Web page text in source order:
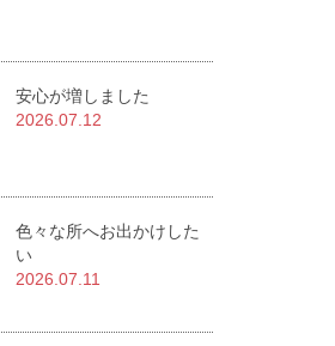
安心が増しました
2026.07.12
色々な所へお出かけした
い
2026.07.11